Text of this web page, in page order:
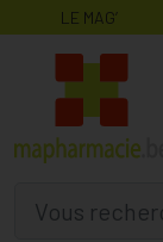
LE MAG’